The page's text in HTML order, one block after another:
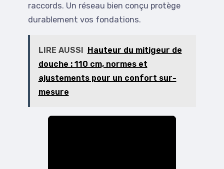
raccords. Un réseau bien conçu protège
durablement vos fondations.
LIRE AUSSI Hauteur du mitigeur de
douche : 110 cm, normes et
ajustements pour un confort sur-
mesure